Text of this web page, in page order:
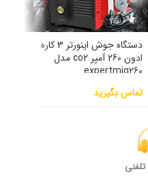
دستگاه جوش اینورتر 3 کاره
ادون 260 آمپر co2 مدل
expertmig260
تماس بگیرید